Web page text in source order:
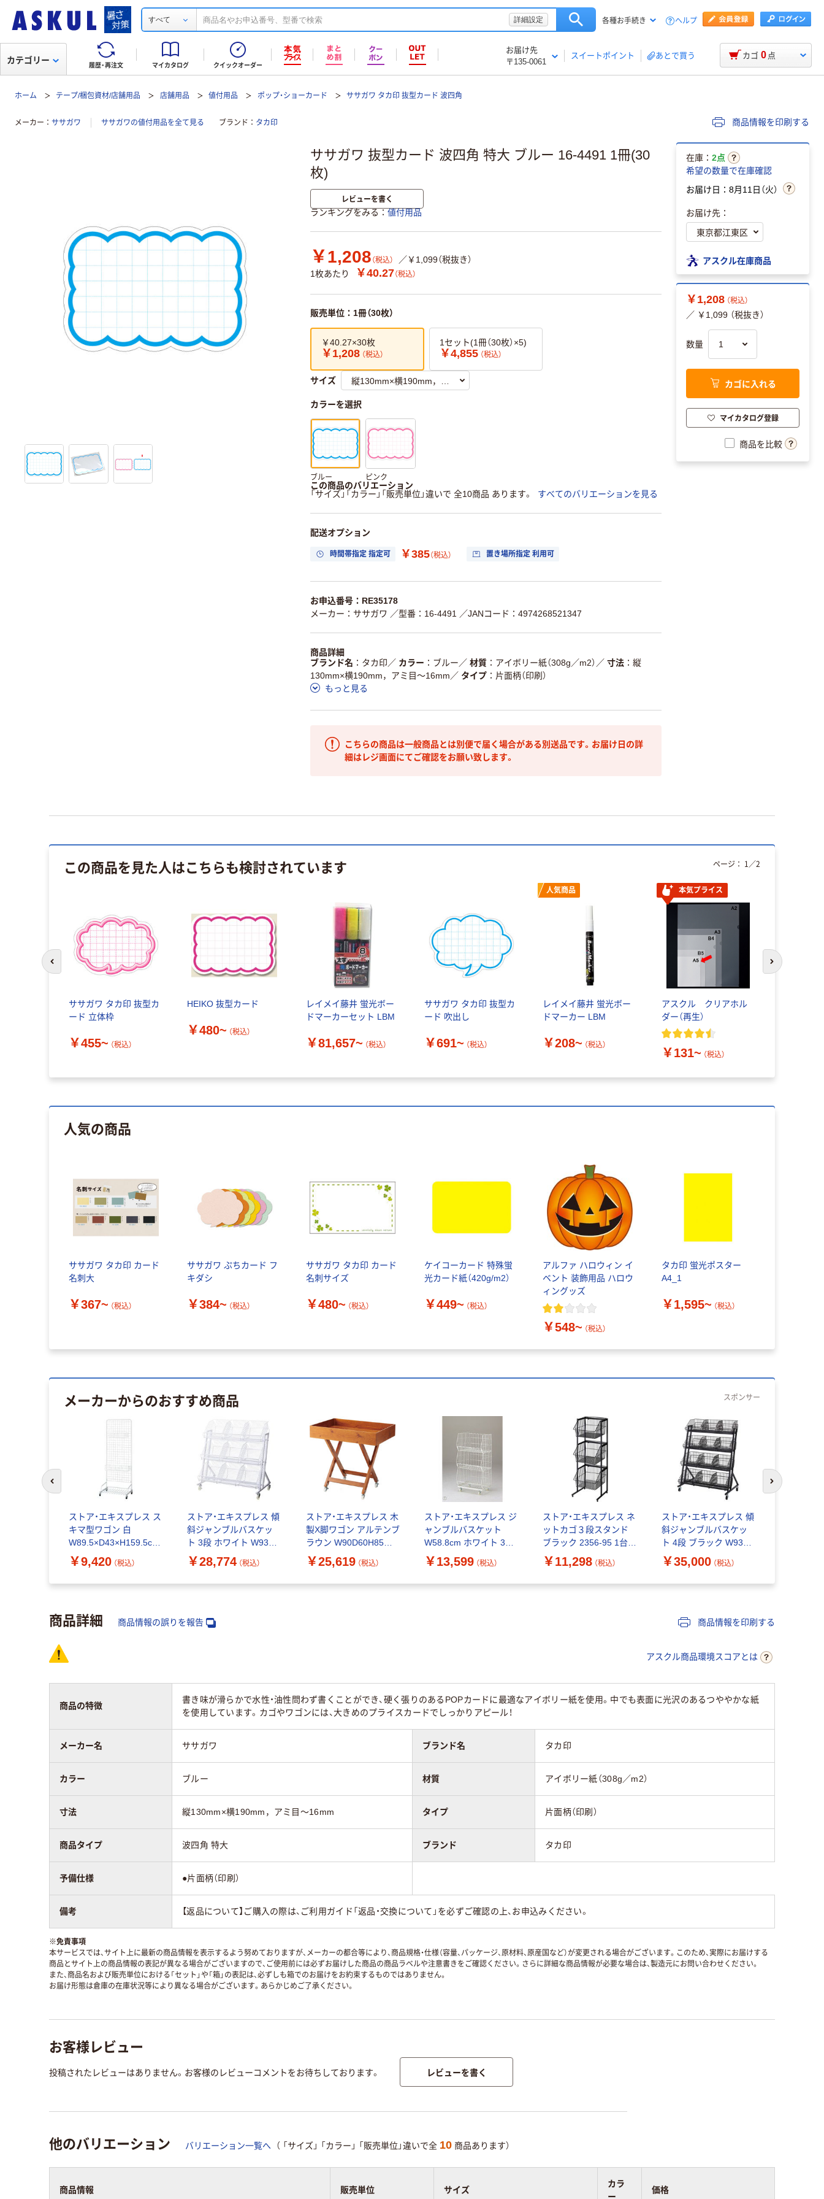
すべて 詳細設定 各種お手続き ヘルプ
履歴・再注文 マイカタログ クイックオーダー
お届け先
〒135-0061
スイートポイント あとで買う
カテゴリー カゴ 0 点
ホーム テープ/梱包資材/店舗用品 店舗用品 値付用品 ポップ・ショーカード ササガワ タカ印 抜型カード 波四角
メーカー ササガワ ササガワの値付用品を全て見る ブランド タカ印 商品情報を印刷する
ササガワ 抜型カード 波四角 特大 ブルー 16-4491 1冊(30
枚)
レビューを書く
ランキングをみる 値付用品
￥1,208 （税込）
／￥1,099（税抜き）
1枚あたり
￥40.27（税込）
販売単位：1冊（30枚）
￥40.27×30枚
￥1,208 （税込）
1セット(1冊（30枚）×5)
￥4,855 （税込）
サイズ
カラーを選択
ブルー ピンク
この商品のバリエーション
「サイズ」「カラー」「販売単位」違いで 全10商品 あります。
すべてのバリエーションを見る
配送オプション
時間帯指定 指定可 ￥385（税込） 置き場所指定 利用可
お申込番号：RE35178
メーカー：ササガワ ／型番：16-4491 ／JANコード：4974268521347
商品詳細
ブランド名
タカ印 ／ カラー ブルー ／ 材質 アイボリー紙（308g／m2） ／ 寸法
縦
130mm×横190mm，アミ目～16mm ／ タイプ
片面柄（印刷）
もっと見る
こちらの商品は一般商品とは別便で届く場合がある別送品です。お届け日の詳
細はレジ画面にてご確認をお願い致します。
在庫： 2点
希望の数量で在庫確認
お届け日：8月11日（火）
お届け先：
アスクル在庫商品
￥1,208 （税込）
／ ￥1,099 （税抜き）
数量
カゴに入れる
マイカタログ登録
商品を比較
この商品を見た人はこちらも検討されています
ササガワ タカ印 抜型カ
ード 立体枠
￥455~ （税込）
HEIKO 抜型カード
￥480~ （税込）
レイメイ藤井 蛍光ボー
ドマーカーセット LBM
￥81,657~ （税込）
ササガワ タカ印 抜型カ
ード 吹出し
￥691~ （税込）
人気商品
レイメイ藤井 蛍光ボー
ドマーカー LBM
￥208~ （税込）
本気プライス
アスクル クリアホル
ダー（再生）
￥131~ （税込）
ページ： 1 ／2
前のスライドへ 次のスライド
人気の商品
ササガワ タカ印 カード
名刺大
￥367~ （税込）
ササガワ ぷちカード フ
キダシ
￥384~ （税込）
ササガワ タカ印 カード
名刺サイズ
￥480~ （税込）
ケイコーカード 特殊蛍
光カード紙（420g/m2）
￥449~ （税込）
アルファ ハロウィン イ
ベント 装飾用品 ハロウ
ィングッズ
￥548~ （税込）
タカ印 蛍光ポスター
A4_1
￥1,595~ （税込）
メーカーからのおすすめ商品 スポンサー
ストア・エキスプレス ス
キマ型ワゴン 白
W89.5×D43×H159.5cm
【 ディスプレイネット】
2527-290 1台（直送品）
￥9,420 （税込）
ストア・エキスプレス 傾
斜ジャンブルバスケッ
ト 3段 ホワイト W93cm
キャスター付き 2330-
1380（直送品）
￥28,774 （税込）
ストア・エキスプレス 木
製X脚ワゴン アルテンブ
ラウン W90D60H85
2544-450（直送品）
￥25,619 （税込）
ストア・エキスプレス ジ
ャンブルバスケット
W58.8cm ホワイト 3段
2330-151（直送品）
￥13,599 （税込）
ストア・エキスプレス ネ
ットカゴ３段スタンド
ブラック 2356-95 1台
（直送品）
￥11,298 （税込）
ストア・エキスプレス 傾
斜ジャンブルバスケッ
ト 4段 ブラック W93cm
キャスター付き 2330-
1393（直送品）
￥35,000 （税込）
前のスライドへ 次のスライド
商品詳細 商品情報の誤りを報告 商品情報を印刷する
アスクル商品環境スコアとは
商品の特徴
書き味が滑らかで水性・油性問わず書くことができ、硬く張りのあるPOPカードに最適なアイボリー紙を使用。中でも表面に光沢のあるつややかな紙
を使用しています。カゴやワゴンには、大きめのプライスカードでしっかりアピール！
メーカー名 ササガワ ブランド名 タカ印
カラー ブルー 材質 アイボリー紙（308g／m2）
寸法 縦130mm×横190mm，アミ目～16mm タイプ 片面柄（印刷）
商品タイプ 波四角 特大 ブランド タカ印
予備仕様 ●片面柄（印刷）
備考 【返品について】ご購入の際は、ご利用ガイド「返品・交換について」を必ずご確認の上、お申込みください。
※免責事項
本サービスでは、サイト上に最新の商品情報を表示するよう努めておりますが、メーカーの都合等により、商品規格・仕様（容量、パッケージ、原材料、原産国など）が変更される場合がございます。このため、実際にお届けする
商品とサイト上の商品情報の表記が異なる場合がございますので、ご使用前には必ずお届けした商品の商品ラベルや注意書きをご確認ください。さらに詳細な商品情報が必要な場合は、製造元にお問い合わせください。
また、商品名および販売単位における「セット」や「箱」の表記は、必ずしも箱でのお届けをお約束するものではありません。
お届け形態は倉庫の在庫状況等により異なる場合がございます。あらかじめご了承ください。
お客様レビュー
投稿されたレビューはありません。お客様のレビューコメントをお待ちしております。 レビューを書く
他のバリエーション バリエーション一覧へ （ 「サイズ」 「カラー」 「販売単位」違いで全 10 商品あります）
商品情報 販売単位 サイズ
カラ
ー
価格